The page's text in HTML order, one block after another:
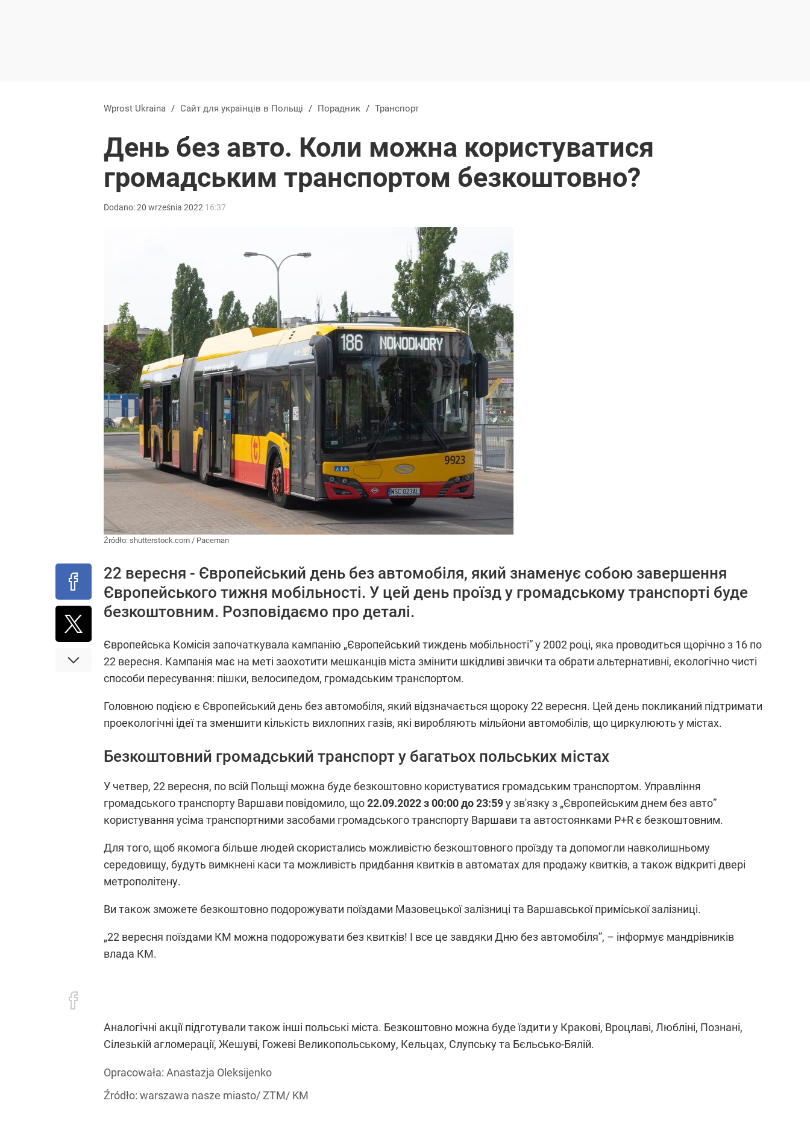
Wprost Ukraina / Сайт для українців в Польщі / Порадник / Транспорт
День без авто. Коли можна користуватися
громадським транспортом безкоштовно?
Dodano:20 września 2022 16:37
Źródło: shutterstock.com / Paceman
22 вересня - Європейський день без автомобіля, який знаменує собою завершення
Європейського тижня мобільності. У цей день проїзд у громадському транспорті буде
безкоштовним. Розповідаємо про деталі.
Європейська Комісія започаткувала кампанію „Європейський тиждень мобільності” у 2002 році, яка проводиться щорічно з 16 по
22 вересня. Кампанія має на меті заохотити мешканців міста змінити шкідливі звички та обрати альтернативні, екологічно чисті
способи пересування: пішки, велосипедом, громадським транспортом.
Головною подією є Європейський день без автомобіля, який відзначається щороку 22 вересня. Цей день покликаний підтримати
проекологічні ідеї та зменшити кількість вихлопних газів, які виробляють мільйони автомобілів, що циркулюють у містах.
Безкоштовний громадський транспорт у багатьох польських містах
У четвер, 22 вересня, по всій Польщі можна буде безкоштовно користуватися громадським транспортом. Управління
громадського транспорту Варшави повідомило, що22.09.2022 з 00:00 до 23:59у зв'язку з „Європейським днем без авто”
користування усіма транспортними засобами громадського транспорту Варшави та автостоянками P+R є безкоштовним.
Для того, щоб якомога більше людей скористались можливістю безкоштовного проїзду та допомогли навколишньому
середовищу, будуть вимкнені каси та можливість придбання квитків в автоматах для продажу квитків, а також відкриті двері
метрополітену.
Ви також зможете безкоштовно подорожувати поїздами Мазовецької залізниці та Варшавської приміської залізниці.
„22 вересня поїздами КМ можна подорожувати без квитків! І все це завдяки Дню без автомобіля”, – інформує мандрівників
влада КМ.
Аналогічні акції підготували також інші польські міста. Безкоштовно можна буде їздити у Кракові, Вроцлаві, Любліні, Познані,
Сілезькій агломерації, Жешуві, Гожеві Великопольському, Кельцах, Слупську та Бєльсько-Бялій.
Opracowała: Anastazja Oleksijenko
Źródło: warszawa nasze miasto/ ZTM/ KM